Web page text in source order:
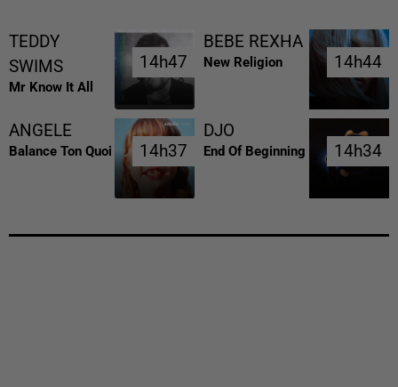
TEDDY
SWIMS
Mr Know It All
14h47
14h47
BEBE REXHA
New Religion 14h44
14h44
ANGELE
Balance Ton Quoi 14h37
14h37
DJO
End Of Beginning 14h34
14h34